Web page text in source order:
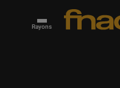
Rayons